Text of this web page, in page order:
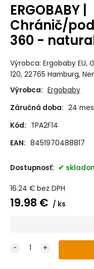
ERGOBABY |
Chránič/
360 -
Výrobca: Ergobaby EU,
120, 22765 Hamburg,
Výrobca: Ergobaby
Záručná doba: 24
Kód: TPA2F14
EAN: 8451970488817
Dostupnosť:
16.24 € bez DPH
19.98 € ks